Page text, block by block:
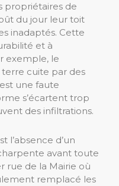
propriétaires de
du jour leur toit
inadaptés. Cette
et à
exemple, le
cuite par des
une faute
s’écartent trop
des infiltrations.
l’absence d’un
avant toute
rue de la Mairie où
remplacé les